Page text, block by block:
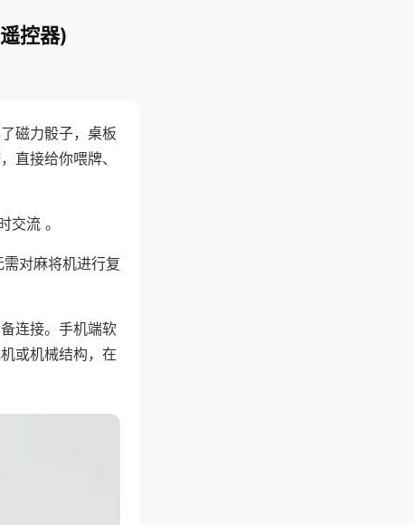
控器)
磁力骰子，桌板
直接给你喂牌、
流 。
对麻将机进行复
连接。手机端软
或机械结构，在